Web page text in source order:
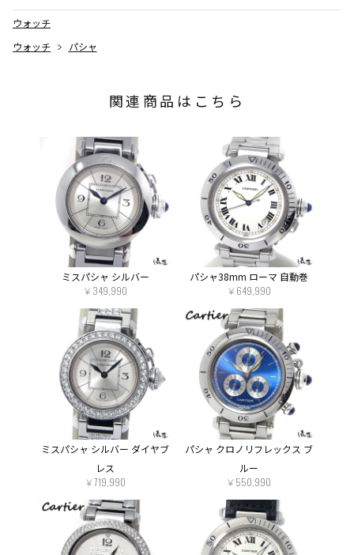
SPECIAL NOTE
ITEM DETAILS
ウォッチ
ウォッチ
パシャ
関連商品はこちら
ミスパシャ シルバー
￥349,990
パシャ38mm ローマ 自動巻
￥649,990
ミスパシャ シルバー ダイヤブ
レス
￥719,990
パシャ クロノリフレックス ブ
ルー
￥550,990